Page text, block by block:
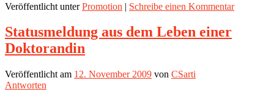
Veröffentlicht unter Promotion | Schreibe einen Kommentar
Statusmeldung aus dem Leben einer
Doktorandin
Veröffentlicht am 12. November 2009 von CSarti
Antworten